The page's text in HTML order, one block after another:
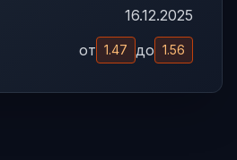
16.12.2025
от 1.47 до 1.56